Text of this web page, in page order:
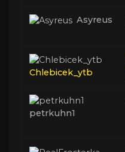
Asyreus
Chlebicek_ytb
petrkuhn1